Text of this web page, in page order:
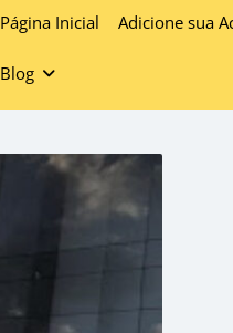
Página Inicial Adicione sua
Blog